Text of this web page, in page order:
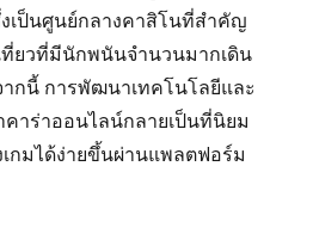
งเป็นศูนย์กลางคาสิโนที่สำคัญ
ที่ยวที่มีนักพนันจำนวนมากเดิน
กนี้ การพัฒนาเทคโนโลยีและ
คาร่าออนไลน์กลายเป็นที่นิยม
กมได้ง่ายขึ้นผ่านแพลตฟอร์ม